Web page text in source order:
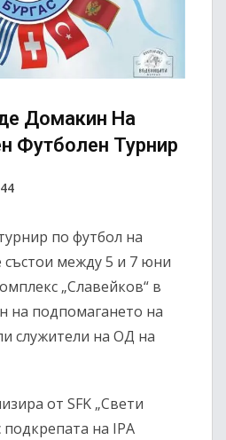
Домакин На
Футболен Турнир
по футбол на
между 5 и 7 юни
„Славейков“ в
на подпомагането на
служители на ОД на
от SFK „Свети
подкрепата на IPA